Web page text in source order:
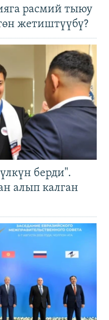
расмий тыюу
жетиштүүбү?
берди".
алып калган